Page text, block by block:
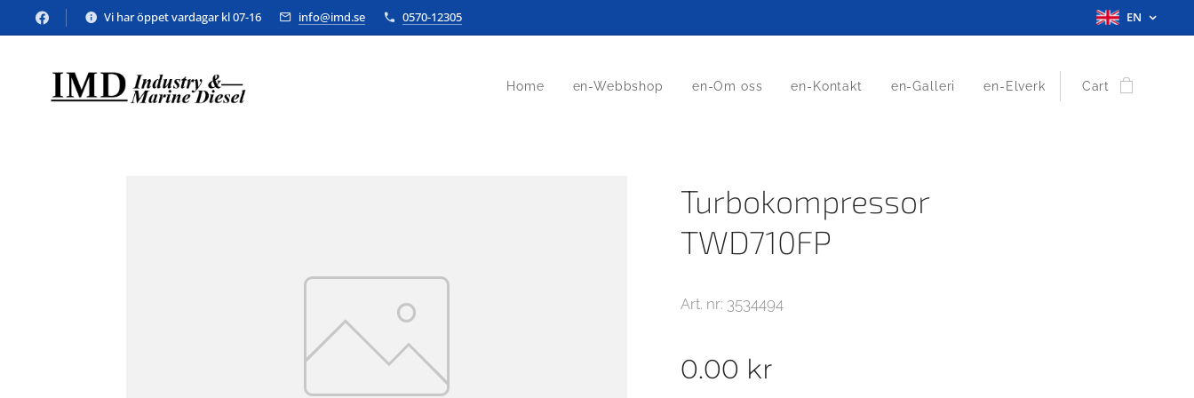
Vi har öppet vardagar kl 07-16 info@imd.se 0570-12305 EN
Home en-Webbshop en-Om oss en-Kontakt en-Galleri en-Elverk Cart
Turbokompressor
TWD710FP
Art. nr: 3534494
0.00 kr